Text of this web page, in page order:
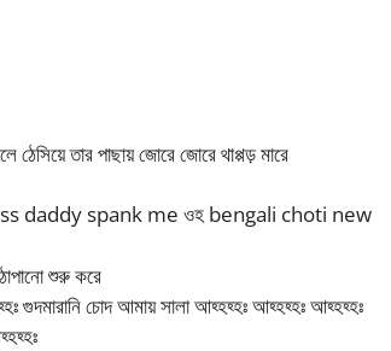
ঠেসিয়ে তার পাছায় জোরে জোরে থাপ্পড় মারে
daddy spank me ওহ bengali choti new
শুরু করে
গুদমারানি চোদ আমায় সালা আহ্হহ্হঃ আহ্হহ্হঃ আহ্হহ্হঃ